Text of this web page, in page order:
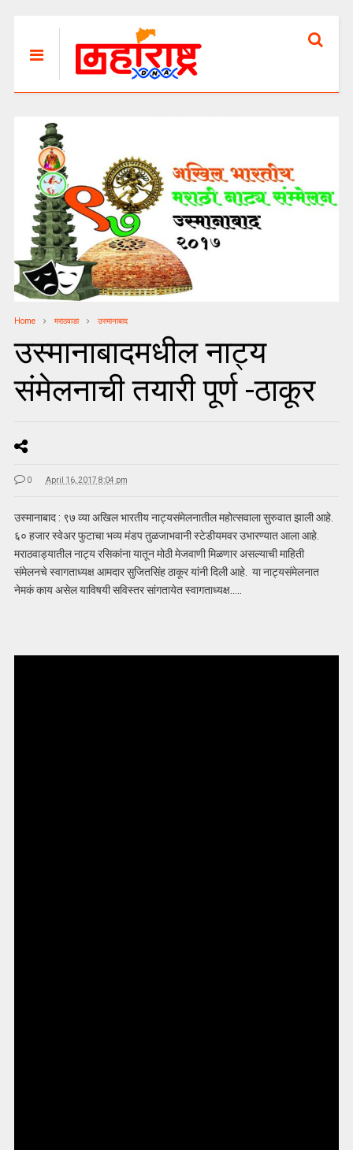
Home मराठवाडा उस्मानाबाद
उस्मानाबादमधील नाट्य
संमेलनाची तयारी पूर्ण -ठाकूर
0 April 16, 2017 8:04 pm
उस्मानाबाद : ९७ व्या अखिल भारतीय नाट्यसंमेलनातील महोत्सवाला सुरुवात झाली आहे.
६० हजार स्वेअर फुटाचा भव्य मंडप तुळजाभवानी स्टेडीयमवर उभारण्यात आला आहे.
मराठवाड्यातील नाट्य रसिकांना यातून मोठी मेजवाणी मिळणार असल्याची माहिती
संमेलनचे स्वागताध्यक्ष आमदार सुजितसिंह ठाकूर यांनी दिली आहे. या नाट्यसंमेलनात
नेमकं काय असेल याविषयी सविस्तर सांगतायेत स्वागताध्यक्ष…..